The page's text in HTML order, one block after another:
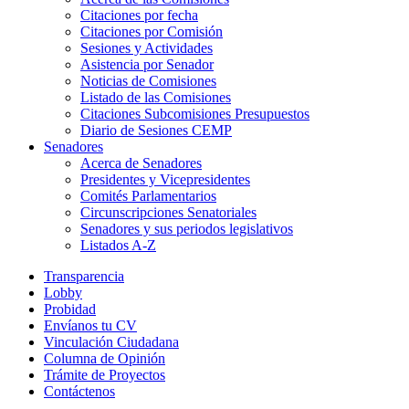
Citaciones por fecha
Citaciones por Comisión
Sesiones y Actividades
Asistencia por Senador
Noticias de Comisiones
Listado de las Comisiones
Citaciones Subcomisiones Presupuestos
Diario de Sesiones CEMP
Senadores
Acerca de Senadores
Presidentes y Vicepresidentes
Comités Parlamentarios
Circunscripciones Senatoriales
Senadores y sus periodos legislativos
Listados A-Z
Transparencia
Lobby
Probidad
Envíanos tu CV
Vinculación Ciudadana
Columna de Opinión
Trámite de Proyectos
Contáctenos